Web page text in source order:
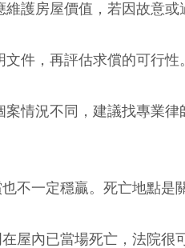
護房屋價值，若因故意或
件，再評估求償的可行
情況不同，建議找專業
不一定穩贏。死亡地點是
屋內已當場死亡，法院很